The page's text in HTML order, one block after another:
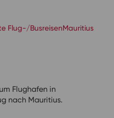
Flug-/BusreisenMauritius
Flughafen in
nach Mauritius.